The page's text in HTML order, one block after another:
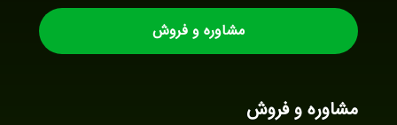
مشاوره و فروش
مشاوره و فروش